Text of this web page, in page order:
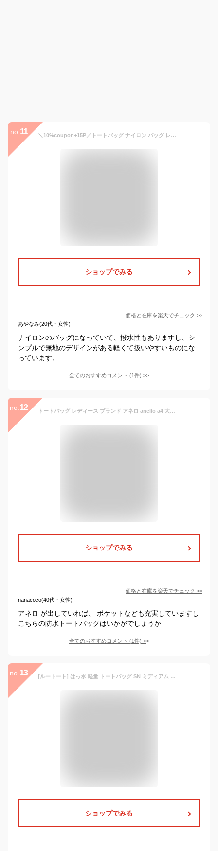
no. 11 ＼10%coupon+15P／トートバッグ ナイロン バッグ レディース 軽量 大容量 A4 B5 2WAY ショルダー 手提げ 肩掛けバッグ 撥水 おしゃれ 収納 軽い 通勤バッグ ママ マザーズ バッグ 無地 普段使い 旅行 通学 キャンバス 鞄 かばん B7702
ショップでみる
価格と在庫を楽天でチェック >>
あやなみ(20代・女性)
ナイロンのバッグになっていて、撥水性もありますし、シ
ンプルで無地のデザインがある軽くて扱いやすいものにな
っています。
全てのおすすめコメント (1件) >
no. 12 トートバッグ レディース ブランド アネロ anello a4 大容量 撥水 軽量 かわいい おしゃれ 大きめ ファスナー付き 通勤 通学 旅行 マザーズバッグ ペットボトル プレゼント ギフト
ショップでみる
価格と在庫を楽天でチェック >>
nanacoco(40代・女性)
アネロ が出していれば、 ポケットなども充実していますし
こちらの防水トートバッグはいかがでしょうか
全てのおすすめコメント (1件) >
no. 13 [ルートート] はっ水 軽量 トートバッグ SN ミディアム ポケッツ 3157 ブルー2
ショップでみる